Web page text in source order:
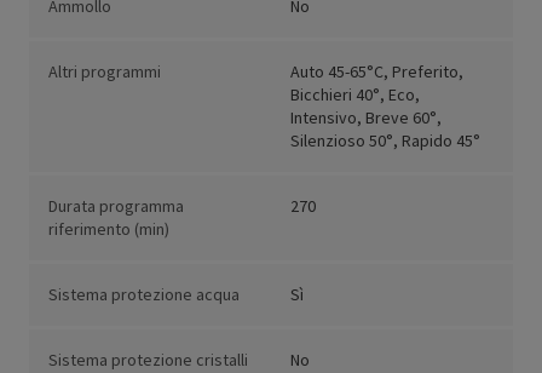
Ammollo No
Altri programmi
Auto 45-65°C, Preferito,
Bicchieri 40°, Eco,
Intensivo, Breve 60°,
Silenzioso 50°, Rapido 45°
Durata programma
riferimento (min)
270
Sistema protezione acqua Sì
Sistema protezione cristalli No